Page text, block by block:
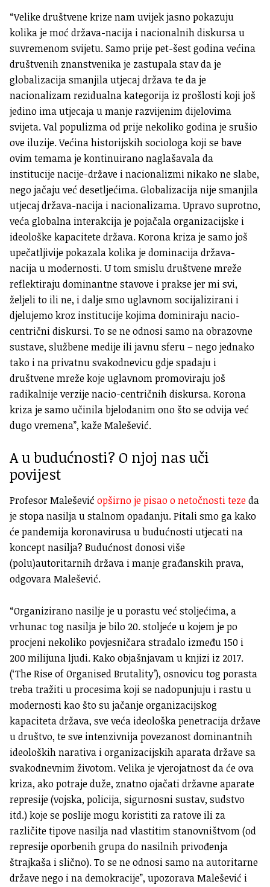
“Velike društvene krize nam uvijek jasno pokazuju
kolika je moć država-nacija i nacionalnih diskursa u
suvremenom svijetu. Samo prije pet-šest godina većina
društvenih znanstvenika je zastupala stav da je
globalizacija smanjila utjecaj država te da je
nacionalizam rezidualna kategorija iz prošlosti koji još
jedino ima utjecaja u manje razvijenim dijelovima
svijeta. Val populizma od prije nekoliko godina je srušio
ove iluzije. Većina historijskih sociologa koji se bave
ovim temama je kontinuirano naglašavala da
institucije nacije-države i nacionalizmi nikako ne slabe,
nego jačaju već desetljećima. Globalizacija nije smanjila
utjecaj država-nacija i nacionalizama. Upravo suprotno,
veća globalna interakcija je pojačala organizacijske i
ideološke kapacitete država. Korona kriza je samo još
upečatljivije pokazala kolika je dominacija država-
nacija u modernosti. U tom smislu društvene mreže
reflektiraju dominantne stavove i prakse jer mi svi,
željeli to ili ne, i dalje smo uglavnom socijalizirani i
djelujemo kroz institucije kojima dominiraju nacio-
centrični diskursi. To se ne odnosi samo na obrazovne
sustave, službene medije ili javnu sferu – nego jednako
tako i na privatnu svakodnevicu gdje spadaju i
društvene mreže koje uglavnom promoviraju još
radikalnije verzije nacio-centričnih diskursa. Korona
kriza je samo učinila bjelodanim ono što se odvija već
dugo vremena”, kaže Malešević.
A u budućnosti? O njoj nas uči
povijest
Profesor Malešević opširno je pisao o netočnosti tezeda
je stopa nasilja u stalnom opadanju. Pitali smo ga kako
će pandemija koronavirusa u budućnosti utjecati na
koncept nasilja? Budućnost donosi više
(polu)autoritarnih država i manje građanskih prava,
odgovara Malešević.
“Organizirano nasilje je u porastu već stoljećima, a
vrhunac tog nasilja je bilo 20. stoljeće u kojem je po
procjeni nekoliko povjesničara stradalo između 150 i
200 milijuna ljudi. Kako objašnjavam u knjizi iz 2017.
(‘The Rise of Organised Brutality’), osnovicu tog porasta
treba tražiti u procesima koji se nadopunjuju i rastu u
modernosti kao što su jačanje organizacijskog
kapaciteta država, sve veća ideološka penetracija države
u društvo, te sve intenzivnija povezanost dominantnih
ideoloških narativa i organizacijskih aparata države sa
svakodnevnim životom. Velika je vjerojatnost da će ova
kriza, ako potraje duže, znatno ojačati državne aparate
represije (vojska, policija, sigurnosni sustav, sudstvo
itd.) koje se poslije mogu koristiti za ratove ili za
različite tipove nasilja nad vlastitim stanovništvom (od
represije oporbenih grupa do nasilnih privođenja
štrajkaša i slično). To se ne odnosi samo na autoritarne
države nego i na demokracije”, upozorava Malešević i